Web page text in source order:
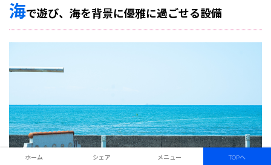
海で遊び、海を背景に優雅に過ごせる設備
ホーム シェア メニュー TOPへ